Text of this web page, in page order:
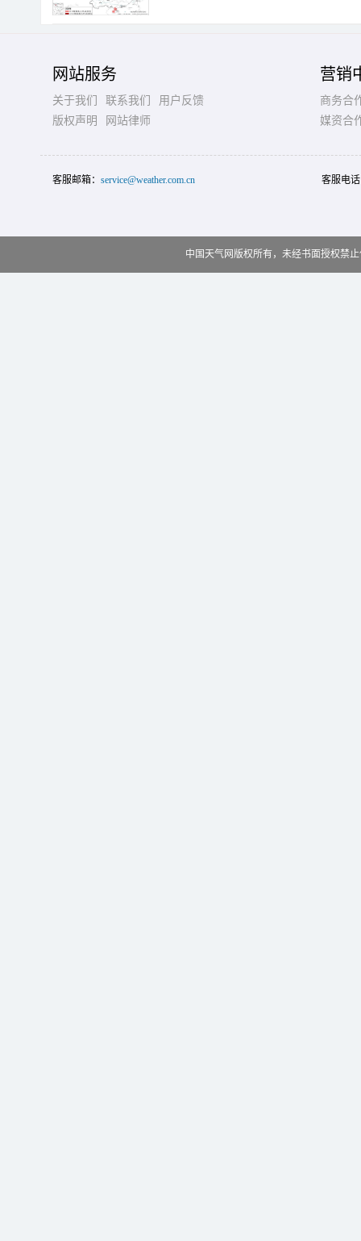
网站服务
关于我们 联系我们
用户反馈
版权声明
网站律师
营销
商务合
媒资合
客服邮箱： service@weather.com.cn 客服电
中国天气网版权所有，未经书面授权